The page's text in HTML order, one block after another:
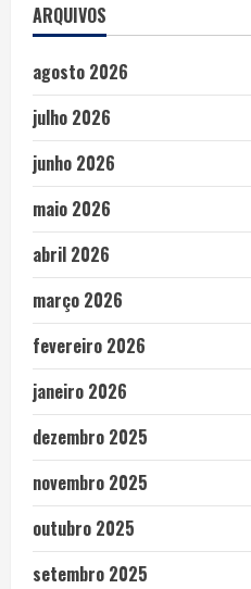
ARQUIVOS
agosto 2026
julho 2026
junho 2026
maio 2026
abril 2026
março 2026
fevereiro 2026
janeiro 2026
dezembro 2025
novembro 2025
outubro 2025
setembro 2025